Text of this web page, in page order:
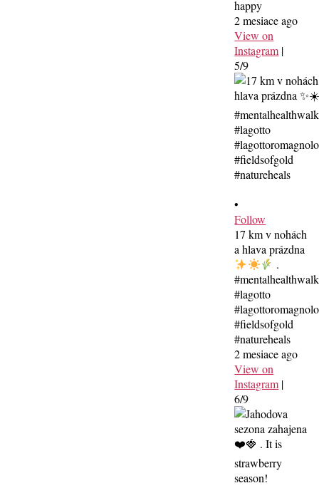
happy
2 mesiace ago
View on
Instagram |
5/9
•
Follow
17 km v nohách
a hlava prázdna
.
#mentalhealthwalk
#lagotto
#fieldsofgold
#natureheals
2 mesiace ago
View on
Instagram |
6/9